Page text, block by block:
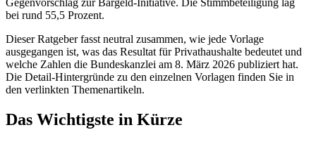
bei rund 55,5 Prozent.
Dieser Ratgeber fasst neutral zusammen, wie jede Vorlage
ausgegangen ist, was das Resultat für Privathaushalte bedeutet und
welche Zahlen die Bundeskanzlei am 8. März 2026 publiziert hat.
Die Detail-Hintergründe zu den einzelnen Vorlagen finden Sie in
den verlinkten Themenartikeln.
Das Wichtigste in Kürze